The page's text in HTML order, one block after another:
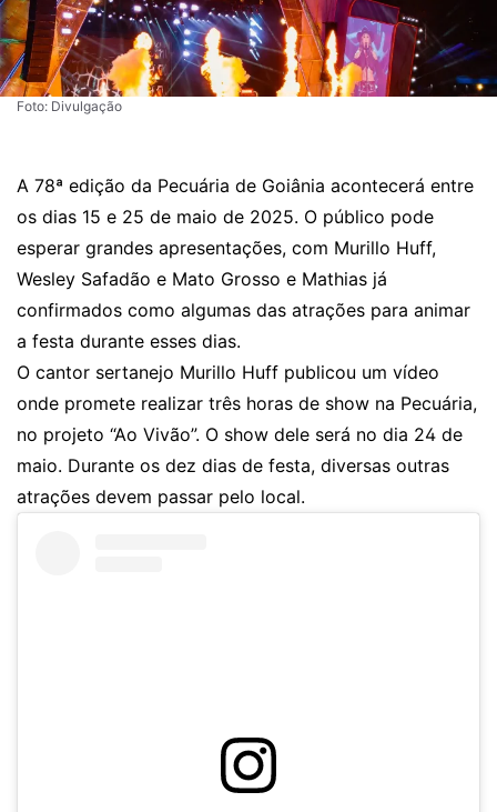
Foto: Divulgação
A 78ª edição da Pecuária de Goiânia acontecerá entre
os dias 15 e 25 de maio de 2025. O público pode
esperar grandes apresentações, com Murillo Huff,
Wesley Safadão e Mato Grosso e Mathias já
confirmados como algumas das atrações para animar
a festa durante esses dias.
O cantor sertanejo Murillo Huff publicou um vídeo
onde promete realizar três horas de show na Pecuária,
no projeto “Ao Vivão”. O show dele será no dia 24 de
maio. Durante os dez dias de festa, diversas outras
atrações devem passar pelo local.